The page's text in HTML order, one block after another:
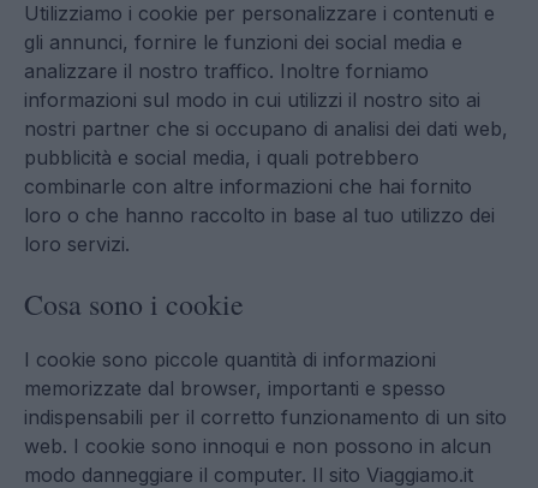
Utilizziamo i cookie per personalizzare i contenuti e
gli annunci, fornire le funzioni dei social media e
analizzare il nostro traffico. Inoltre forniamo
informazioni sul modo in cui utilizzi il nostro sito ai
nostri partner che si occupano di analisi dei dati web,
pubblicità e social media, i quali potrebbero
combinarle con altre informazioni che hai fornito
loro o che hanno raccolto in base al tuo utilizzo dei
loro servizi.
Cosa sono i cookie
I cookie sono piccole quantità di informazioni
memorizzate dal browser, importanti e spesso
indispensabili per il corretto funzionamento di un sito
web. I cookie sono innoqui e non possono in alcun
modo danneggiare il computer. Il sito Viaggiamo.it